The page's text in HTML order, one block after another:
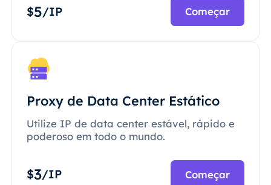
$5/IP Começar
Proxy de Data Center Estático
Utilize IP de data center estável, rápido e
poderoso em todo o mundo.
$3/IP Começar